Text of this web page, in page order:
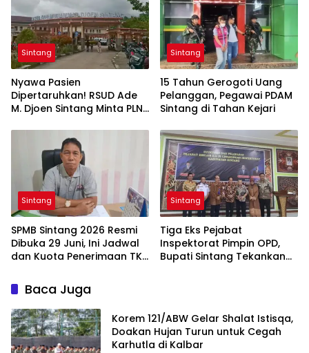
Sintang
Nyawa Pasien
Dipertaruhkan! RSUD Ade
M. Djoen Sintang Minta PLN
Listrik di Area Rumah Sakit
Sintang
15 Tahun Gerogoti Uang
Pelanggan, Pegawai PDAM
Sintang di Tahan Kejari
Sintang
SPMB Sintang 2026 Resmi
Dibuka 29 Juni, Ini Jadwal
dan Kuota Penerimaan TK,
Sintang
Tiga Eks Pejabat
Inspektorat Pimpin OPD,
Bupati Sintang Tekankan
Baca Juga
Korem 121/ABW Gelar Shalat Istisqa,
Doakan Hujan Turun untuk Cegah
Karhutla di Kalbar